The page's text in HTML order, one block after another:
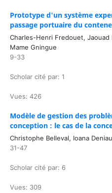
Prototype d'un système
passage portuaire du
Charles-Henri Fredouet, Jaouad
Mame Gningue
9-33
Scholar cité par: 1
Vues: 426
Modèle de gestion des
conception : le cas de la
Christophe Belleval, Ioana
31-47
Scholar cité par: 6
Vues: 309